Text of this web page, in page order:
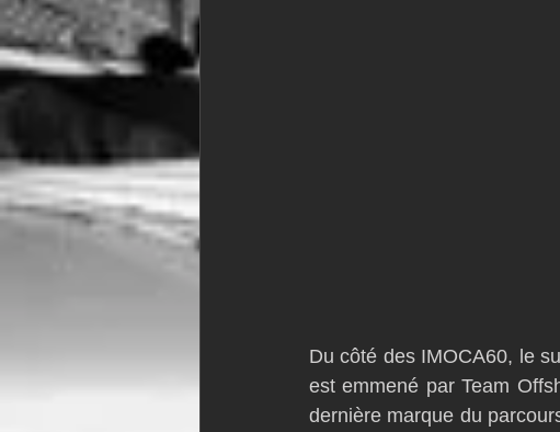
Du côté des IMOCA60, le
est emmené par Team
dernière marque du